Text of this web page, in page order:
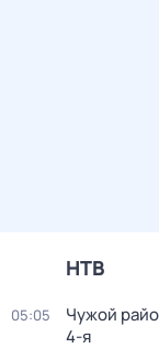
НТВ
05:05 Чужой
4-я